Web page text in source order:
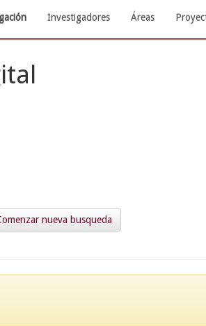
Investigadores Áreas
nueva busqueda